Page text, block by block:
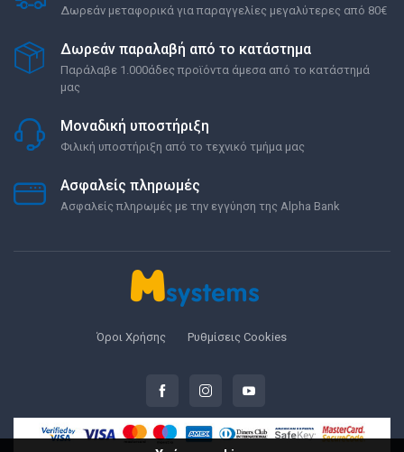
Δωρεάν μεταφορικά για παραγγελίες μεγαλύτερες από 80€
Δωρεάν παραλαβή από το κατάστημα
Παράλαβε 1.000άδες προϊόντα άμεσα από το κατάστημά
μας
Μοναδική υποστήριξη
Φιλική υποστήριξη από το τεχνικό τμήμα μας
Ασφαλείς πληρωμές
Ασφαλείς πληρωμές με την εγγύηση της Alpha Bank
Όροι Χρήσης Ρυθμίσεις Cookies